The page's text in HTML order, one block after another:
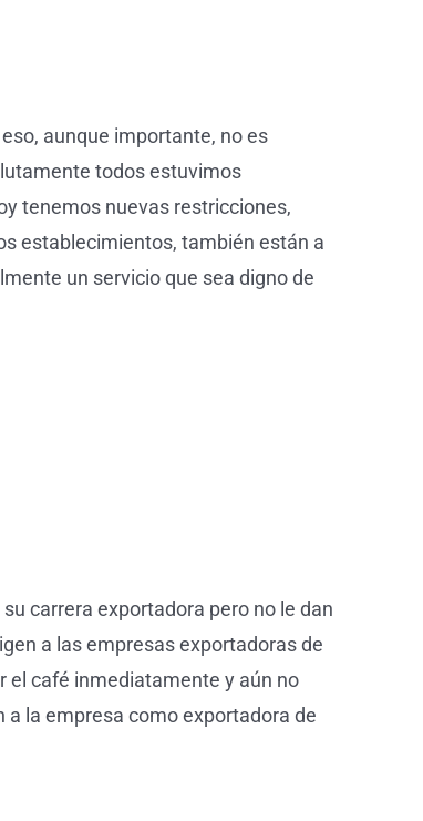
aunque importante, no es
todos estuvimos
tenemos nuevas restricciones,
establecimientos, también están a
un servicio que sea digno de
carrera exportadora pero no le dan
a las empresas exportadoras de
el café inmediatamente y aún no
a la empresa como exportadora de